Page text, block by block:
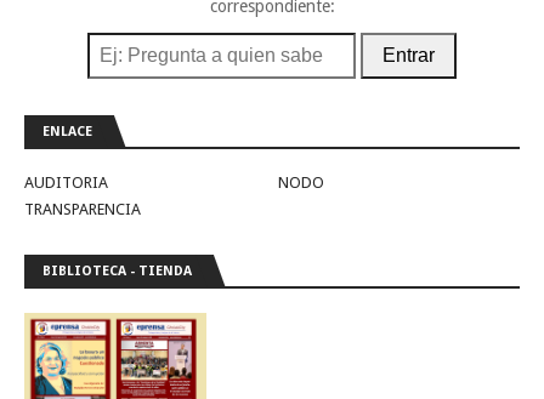
correspondiente:
Entrar
ENLACE
AUDITORIA
NODO
TRANSPARENCIA
BIBLIOTECA - TIENDA